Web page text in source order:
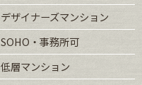
デザイナーズマンション
SOHO・事務所可
低層マンション